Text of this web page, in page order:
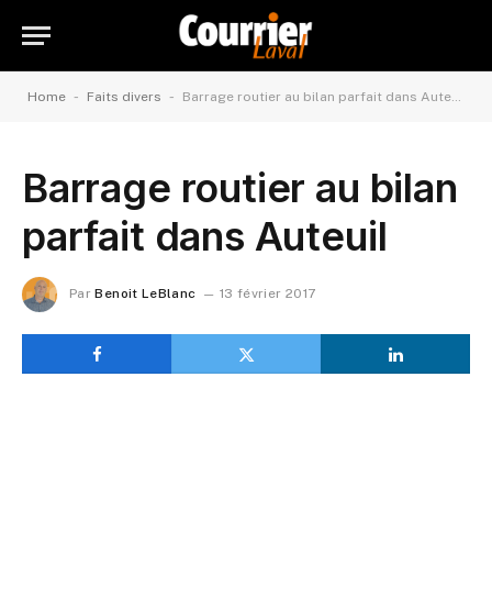
Home - Faits divers - Barrage routier au bilan parfait dans Auteuil
Barrage routier au bilan
parfait dans Auteuil
Par Benoit LeBlanc 13 février 2017